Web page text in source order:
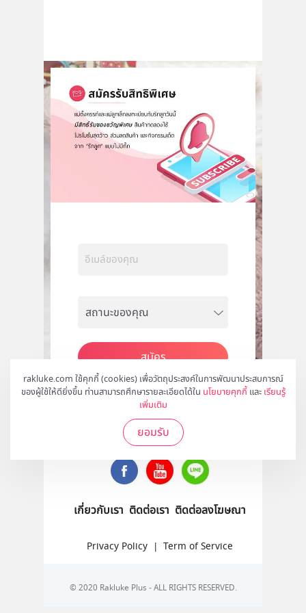
rakluke.com ใช้คุกกี้ (cookies) เพื่อวัตถุประสงค์ในการพัฒนาประสบการณ์
ของผู้ใช้ให้ดียิ่งขึ้น ท่านสามารถศึกษารายละเอียดได้ใน นโยบายคุกกี้ และ เรียนรู้
เพิ่มเติม
ยอมรับ
สมัคร
ติดตามเราได้ที่
เกี่ยวกับเรา ติดต่อเรา ติดต่อลงโฆษณา
Privacy Policy | Term of Service
© 2020 Rakluke Plus - ALL RIGHTS RESERVED.